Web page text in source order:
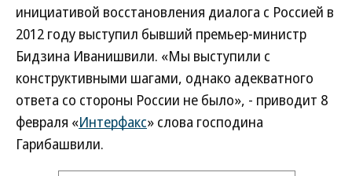
инициативой восстановления диалога с Россией в
2012 году выступил бывший премьер-министр
Бидзина Иванишвили. «Мы выступили с
конструктивными шагами, однако адекватного
ответа со стороны России не было», - приводит 8
февраля «Интерфакс» слова господина
Гарибашвили.